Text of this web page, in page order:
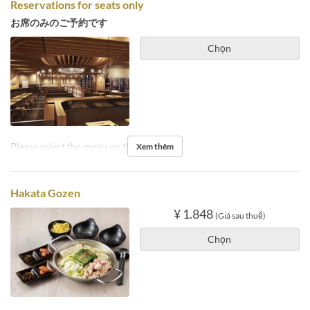
Reservations for seats only
お席のみのご予約です
Chọn
Please select the menu on the day.Xem thêm
Hakata Gozen
¥ 1.848 (Giá sau thuế)
Chọn